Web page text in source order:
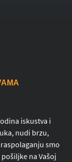
iskustva i
nudi brzu,
smo
na Vašoj